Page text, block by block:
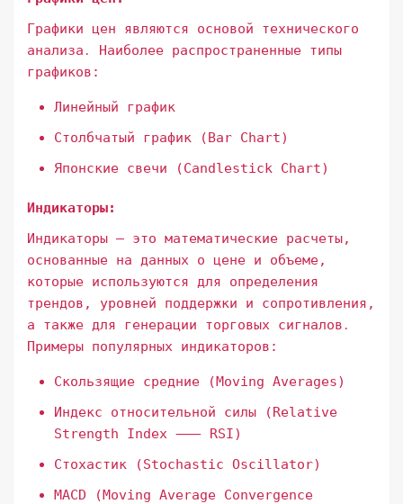
Графики цен являются основой технического
анализа․ Наиболее распространенные типы
графиков:
Линейный график
Столбчатый график (Bar Chart)
Японские свечи (Candlestick Chart)
Индикаторы:
Индикаторы – это математические расчеты,
основанные на данных о цене и объеме,
которые используются для определения
трендов, уровней поддержки и сопротивления,
а также для генерации торговых сигналов․
Примеры популярных индикаторов:
Скользящие средние (Moving Averages)
Индекс относительной силы (Relative
Strength Index ⸺ RSI)
Стохастик (Stochastic Oscillator)
MACD (Moving Average Convergence